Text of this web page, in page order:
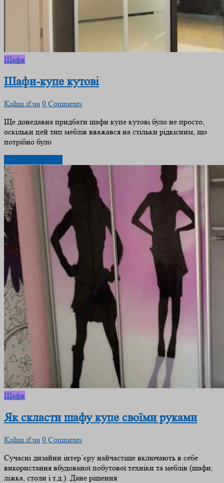
Шафи
Шафи-купе кутові
Kuhni.if.ua 0 Comments
Ще донедавна придбати шафи купе кутові було не просто,
оскільки цей тип меблів вважався на стільки рідкісним, що
потрібно було
Шафи
Як скласти шафу купе своїми руками
Kuhni.if.ua 0 Comments
Сучасні дизайни інтер’єру найчастіше включають в себе
використання вбудованої побутової техніки та меблів (шафи,
ліжка, столи і т.д.). Дане рішення